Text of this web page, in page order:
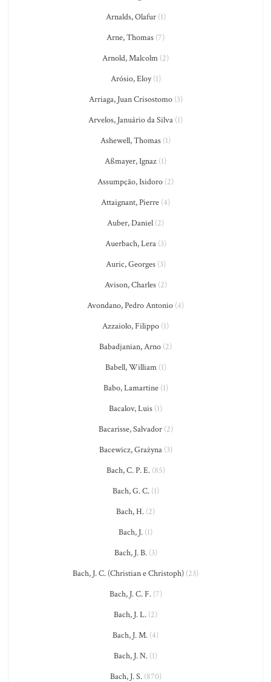
Arnalds, Olafur(1)
Arne, Thomas (7)
Arnold, Malcolm (2)
Arósio, Eloy(1)
Arriaga, Juan Crisostomo(3)
Arvelos, Januário da Silva (1)
Ashewell, Thomas (1)
Aßmayer, Ignaz (1)
Assumpção, Isidoro (2)
Attaignant, Pierre (4)
Auber, Daniel (2)
Auerbach, Lera(3)
Auric, Georges(3)
Avison, Charles(2)
Avondano, Pedro Antonio (4)
Azzaiolo, Filippo (1)
Babadjanian, Arno (2)
Babell, William(1)
Babo, Lamartine(1)
Bacalov, Luis (1)
Bacarisse, Salvador(2)
Bacewicz, Grażyna(3)
Bach, C. P. E.(85)
Bach, G. C.(1)
Bach, H. (2)
Bach, J. (1)
Bach, J. B.(3)
Bach, J. C. (Christian e Christoph) (23)
Bach, J. C. F.(7)
Bach, J. L. (2)
Bach, J. M. (4)
Bach, J. N. (1)
Bach, J. S.(870)